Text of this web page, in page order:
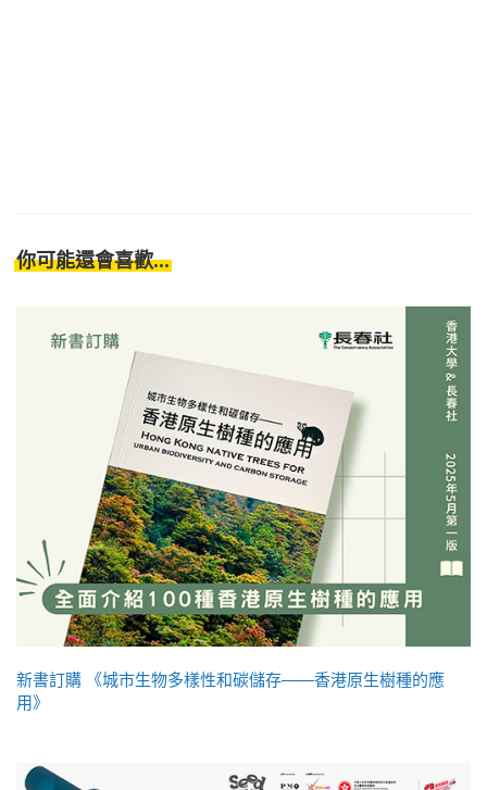
你可能還會喜歡...
新書訂購 《城市生物多樣性和碳儲存——香港原生樹種的應
用》